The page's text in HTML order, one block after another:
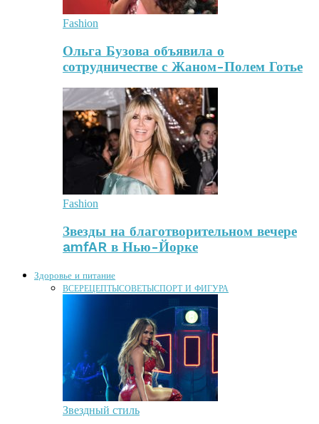
Fashion
Ольга Бузова объявила о
сотрудничестве с Жаном-Полем Готье
Fashion
Звезды на благотворительном вечере
amfAR в Нью-Йорке
Здоровье и питание
ВСЕРЕЦЕПТЫСОВЕТЫСПОРТ И ФИГУРА
Звездный стиль